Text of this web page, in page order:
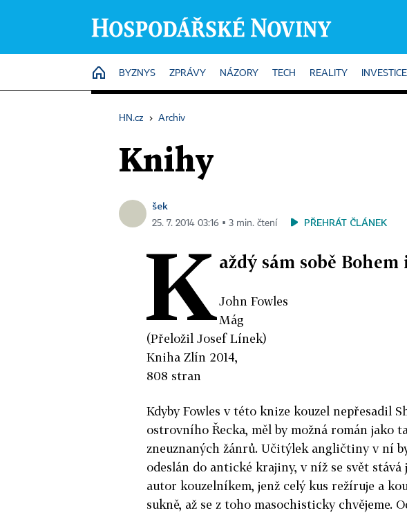
HOME
BYZNYS ZPRÁVY NÁZORY TECH REALITY INVESTICE
HN.cz › Archiv
Knihy
šek
25. 7. 2014 03:16 ▪ 3 min. čtení PŘEHRÁT ČLÁNEK
K aždý sám sobě
John Fowles
Mág
(Přeložil Josef Línek)
Kniha Zlín 2014,
808 stran
Kdyby Fowles v této knize kouzel nepřesadil
ostrovního Řecka, měl by možná román jako
zneuznaných žánrů. Učitýlek angličtiny v ní
odeslán do antické krajiny, v níž se svět
autor kouzelníkem, jenž celý kus režíruje a
sukně, až se z toho masochisticky chvějeme.